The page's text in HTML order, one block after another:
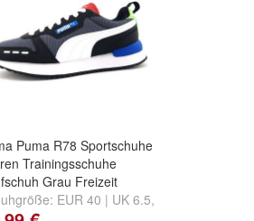
Puma R78 Sportschuhe
Trainingsschuhe
Grau Freizeit
EUR 40 | UK 6.5,
41 | UK 7